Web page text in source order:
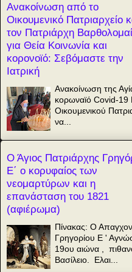
Ανακοίνωση από το
Οικουμενικό Πατριαρχείο
τον Πατριάρχη
για Θεία Κοινωνία και
κορονοϊό: Σεβόμαστε την
Ιατρική
Ανακοίνωση της
κορωναϊό Covid-19
Οικουμενικού
να...
Ο Άγιος Πατριάρχης
Ε΄ ο κορυφαίος των
νεομαρτύρων και η
επανάσταση του 1821
(αφιέρωμα)
Πίνακας: Ο
Γρηγορίου Ε '
19ου αιώνα ,
Βασίλειο. Ελαι...